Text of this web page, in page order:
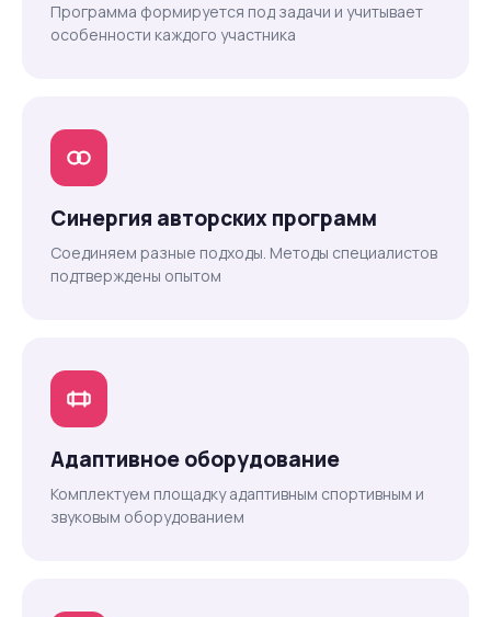
Программа формируется под задачи и учитывает
особенности каждого участника
Синергия авторских программ
Соединяем разные подходы. Методы специалистов
подтверждены опытом
Адаптивное оборудование
Комплектуем площадку адаптивным спортивным и
звуковым оборудованием